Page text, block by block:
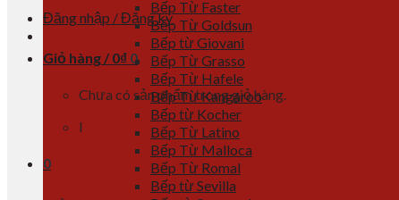
Đăng nhập / Đăng ký
Giỏ hàng / 0₫ 0
Chưa có sản phẩm trong giỏ hàng.
l
0
Bếp Từ Faster
Bếp Từ Goldsun
Bếp từ Giovani
Bếp Từ Grasso
Bếp Từ Hafele
Bếp Từ Kangaroo
Bếp từ Kocher
Bếp Từ Latino
Bếp Từ Malloca
Bếp Từ Romal
Bếp từ Sevilla